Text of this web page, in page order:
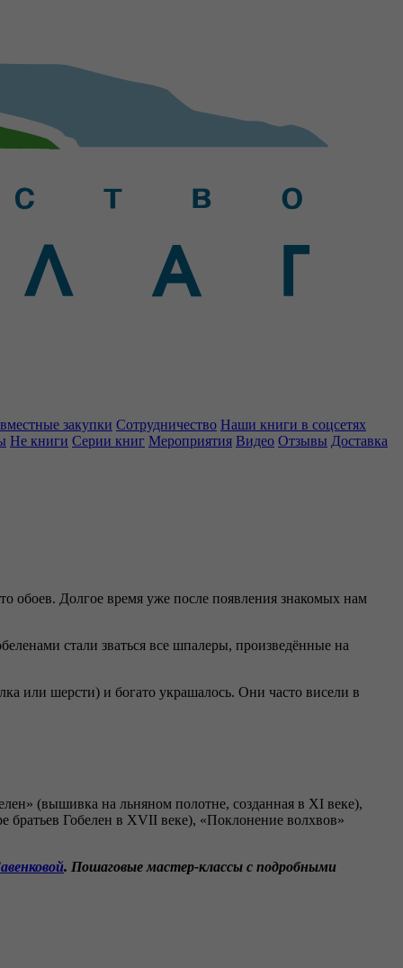
закупки Сотрудничество Наши книги в соцсетях
Не книги Серии книг Мероприятия Видео Отзывы Доставка
обоев. Долгое время уже после появления знакомых нам
стали зваться все шпалеры, произведённые на
или шерсти) и богато украшалось. Они часто висели в
(вышивка на льняном полотне, созданная в XI веке),
Гобелен в XVII веке), «Поклонение волхвов»
. Пошаговые мастер-классы с подробными